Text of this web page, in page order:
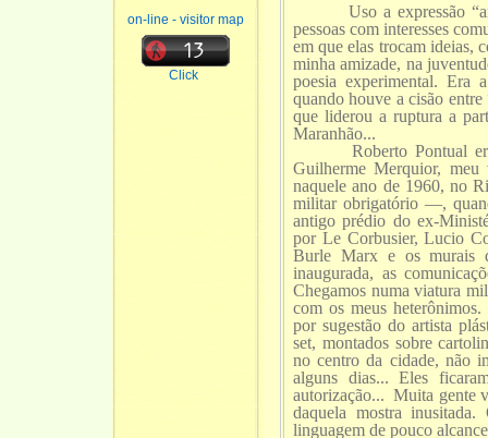
on-line - visitor map
Click
Uso a expressão
pessoas com interesses
em que elas trocam ideias,
minha amizade, na
poesia experimental. Era
quando houve a cisão
que liderou a ruptura a
Maranhão...
Roberto Pontual era
Guilherme Merquior,
naquele ano de 1960, no
militar obrigatório —,
antigo prédio do ex-
por Le Corbusier, Lucio
Burle Marx e os murais
inaugurada, as
Chegamos numa viatura
com os meus
por sugestão do artista
set, montados sobre
no centro da cidade, não
alguns dias... Eles
autorização... Muita gente
daquela mostra
linguagem de pouco